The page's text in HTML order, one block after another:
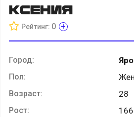
Ксения
Рейтинг: 0 +
Город:
Пол:
Возраст: 28
Рост: 166